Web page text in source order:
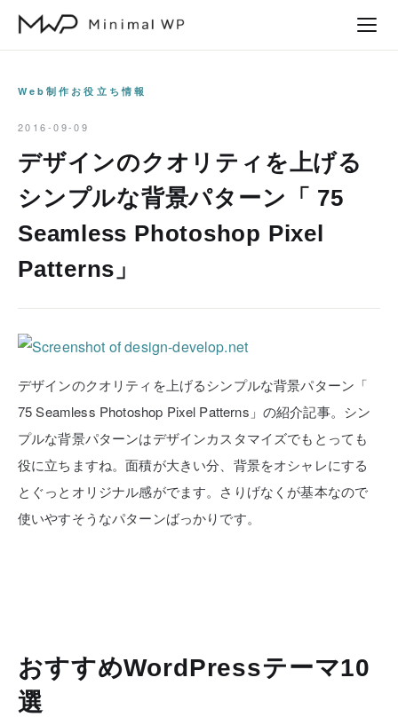
Web制作お役立ち情報
2016-09-09
デザインのクオリティを上げる
シンプルな背景パターン「 75
Seamless Photoshop Pixel
Patterns」
デザインのクオリティを上げるシンプルな背景パターン「
75 Seamless Photoshop Pixel Patterns」の紹介記事。シン
プルな背景パターンはデザインカスタマイズでもとっても
役に立ちますね。面積が大きい分、背景をオシャレにする
とぐっとオリジナル感がでます。さりげなくが基本なので
使いやすそうなパターンばっかりです。
おすすめWordPressテーマ10
選